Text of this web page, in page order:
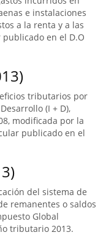
e instalaciones
a la renta y a las
en el D.O
tributarios por
(I + D),
modificada por la
publicado en el
del sistema de
remanentes o saldos
Global
tributario 2013.